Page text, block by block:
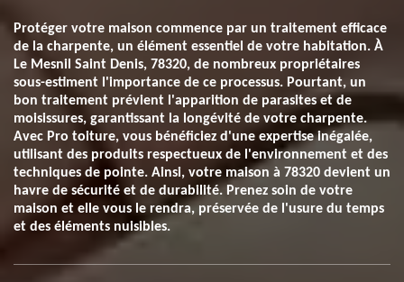
Protéger votre maison commence par un traitement efficace
de la charpente, un élément essentiel de votre habitation. À
Le Mesnil Saint Denis, 78320, de nombreux propriétaires
sous-estiment l'importance de ce processus. Pourtant, un
bon traitement prévient l'apparition de parasites et de
moisissures, garantissant la longévité de votre charpente.
Avec Pro toiture, vous bénéficiez d'une expertise inégalée,
utilisant des produits respectueux de l'environnement et des
techniques de pointe. Ainsi, votre maison à 78320 devient un
havre de sécurité et de durabilité. Prenez soin de votre
maison et elle vous le rendra, préservée de l'usure du temps
et des éléments nuisibles.